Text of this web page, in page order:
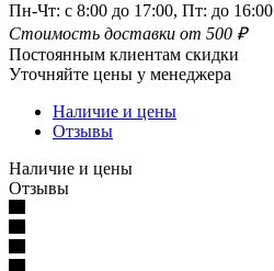
Пн-Чт: с 8:00 до 17:00, Пт: до 16:00
Стоимость доставки от 500 ₽
Постоянным клиентам скидки
Уточняйте цены у менеджера
Наличие и цены
Отзывы
Наличие и цены
Отзывы